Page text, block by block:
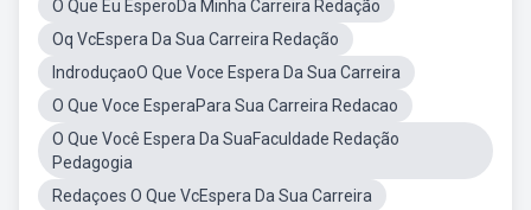
O Que Eu EsperoDa Minha Carreira Redação
Oq VcEspera Da Sua Carreira Redação
IndroduçaoO Que Voce Espera Da Sua Carreira
O Que Voce EsperaPara Sua Carreira Redacao
O Que Você Espera Da SuaFaculdade Redação
Pedagogia
Redaçoes O Que VcEspera Da Sua Carreira